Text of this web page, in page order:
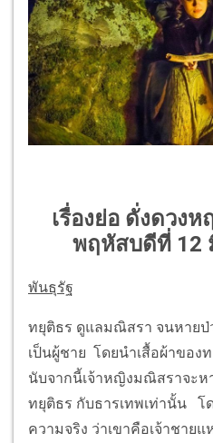
เรื่องย่อ ดั่งดวง
พฤหัสบดีที่ 12
พันธุรัฐ
ทยุติธร ดูแลมณิสรา จนหาย
เป็นผู้ชาย โดยนำเสื้อผ้าของ
นับจากนี้เจ้าหญิงมณิสราจะห
ทยุติธร กับธารเทพเท่านั้น โ
ความจริง ว่าเขาคือเจ้าชาย